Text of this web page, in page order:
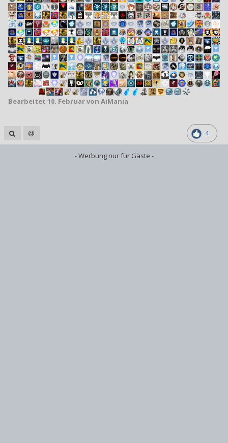
Bearbeitet 10. Februarvon AiMania
4
- Werbung nur für Gäste -